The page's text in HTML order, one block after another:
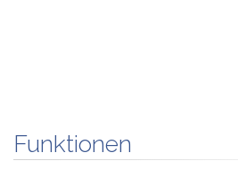
Funktionen